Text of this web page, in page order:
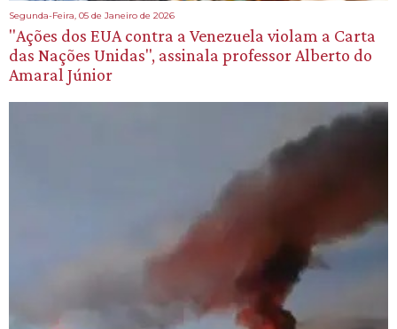
Segunda-Feira, 05 de Janeiro de 2026
"Ações dos EUA contra a Venezuela violam a Carta
das Nações Unidas", assinala professor Alberto do
Amaral Júnior